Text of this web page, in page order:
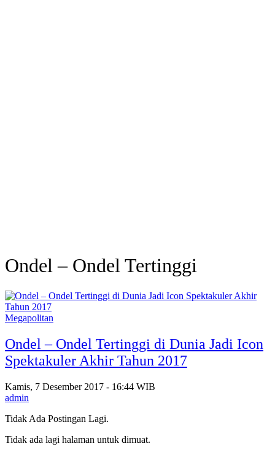
Ondel – Ondel Tertinggi
Megapolitan
Ondel – Ondel Tertinggi di Dunia Jadi Icon
Spektakuler Akhir Tahun 2017
Kamis, 7 Desember 2017 - 16:44 WIB
admin
Tidak Ada Postingan Lagi.
Tidak ada lagi halaman untuk dimuat.